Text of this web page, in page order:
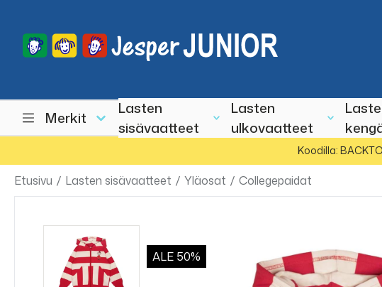
Merkit
Lasten
sisävaatteet
Lasten
ulkovaatteet
Koodilla:
Etusivu / Lasten sisävaatteet / Yläosat / Collegepaidat
ALE 50%